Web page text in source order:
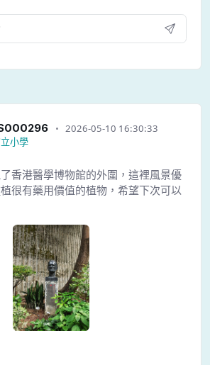
2026-05-10 16:30:33
小學
香港醫學博物館的外圍，這裡風景優
很有藥用價值的植物，希望下次可以